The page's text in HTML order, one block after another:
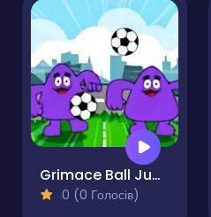
Grimace Ball Juggling
0 (0 Голосів)